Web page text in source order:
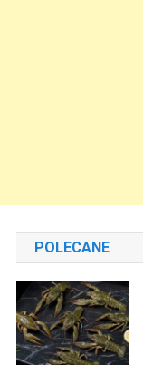
POLECANE